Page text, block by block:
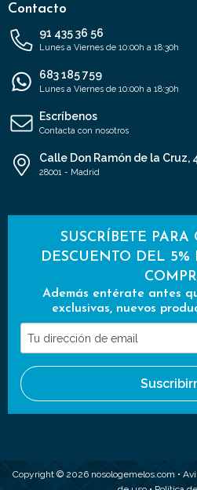
Contacto
91 435 36 56
Lunes a Viernes de 10:00h a 18:30h
683 185 759
Lunes a Viernes de 10:00h a 18:30h
Escríbenos
Contacta con nosotros
Calle Don Ramón de la Cruz,
28001 - Madrid
SUSCRÍBETE
DESCUENTO DEL 5%
Además entérate antes
exclusivas, nuevos
Tu
dirección
de
email
Copyright © 2026 nosologemelos.com •